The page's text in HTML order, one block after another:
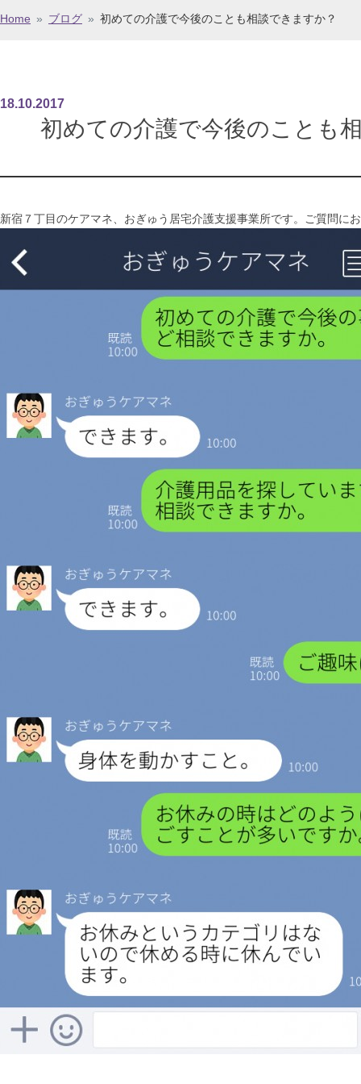
Home » ブログ » 初めての介護で今後のことも相談できますか？
18.10.2017
初めての介護で今後のことも
新宿７丁目のケアマネ、おぎゅう居宅介護支援事業所です。ご質問に